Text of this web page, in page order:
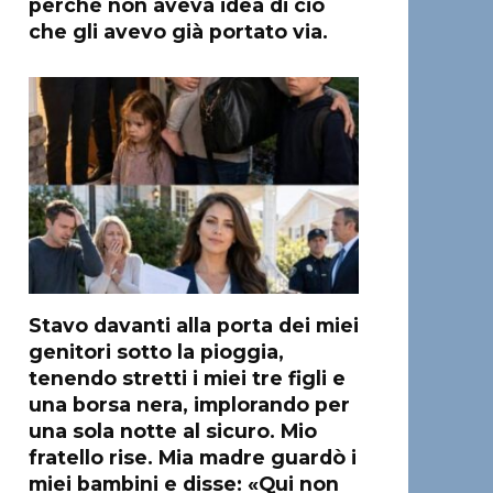
che gli avevo già portato via.
Stavo davanti alla porta dei miei
genitori sotto la pioggia,
tenendo stretti i miei tre figli e
una borsa nera, implorando per
una sola notte al sicuro. Mio
fratello rise. Mia madre guardò i
miei bambini e disse: «Qui non